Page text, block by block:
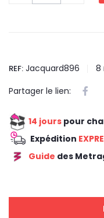
REF: Jacquard896 8
Partager le lien:
14 jours pour
Expédition
Guide des